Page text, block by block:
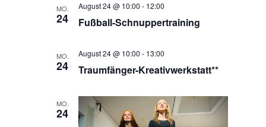
MO.
24 Fußball-Schnuppertraining
August 24 @ 10:00 - 12:00
MO.
24 Traumfänger-Kreativwerkstatt**
August 24 @ 10:00 - 13:00
MO.
24